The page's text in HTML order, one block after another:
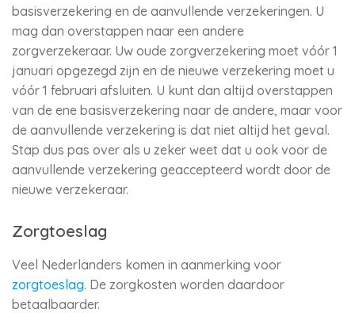
basisverzekering en de aanvullende verzekeringen. U
mag dan overstappen naar een andere
zorgverzekeraar. Uw oude zorgverzekering moet vóór 1
januari opgezegd zijn en de nieuwe verzekering moet u
vóór 1 februari afsluiten. U kunt dan altijd overstappen
van de ene basisverzekering naar de andere, maar voor
de aanvullende verzekering is dat niet altijd het geval.
Stap dus pas over als u zeker weet dat u ook voor de
aanvullende verzekering geaccepteerd wordt door de
nieuwe verzekeraar.
Zorgtoeslag
Veel Nederlanders komen in aanmerking voor
zorgtoeslag. De zorgkosten worden daardoor
betaalbaarder.